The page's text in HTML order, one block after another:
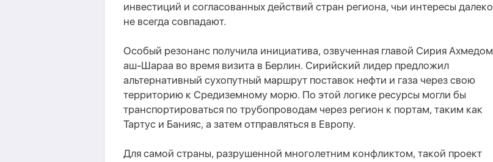
инвестиций и согласованных действий стран региона, чьи интересы далеко
не всегда совпадают.
Особый резонанс получила инициатива, озвученная главой Сирия Ахмедом
аш-Шараа во время визита в Берлин. Сирийский лидер предложил
альтернативный сухопутный маршрут поставок нефти и газа через свою
территорию к Средиземному морю. По этой логике ресурсы могли бы
транспортироваться по трубопроводам через регион к портам, таким как
Тартус и Банияс, а затем отправляться в Европу.
Для самой страны, разрушенной многолетним конфликтом, такой проект